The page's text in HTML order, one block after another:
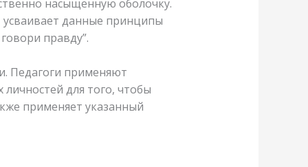
насыщенную оболочку.
данные принципы
правду”.
Педагоги применяют
для того, чтобы
применяет указанный